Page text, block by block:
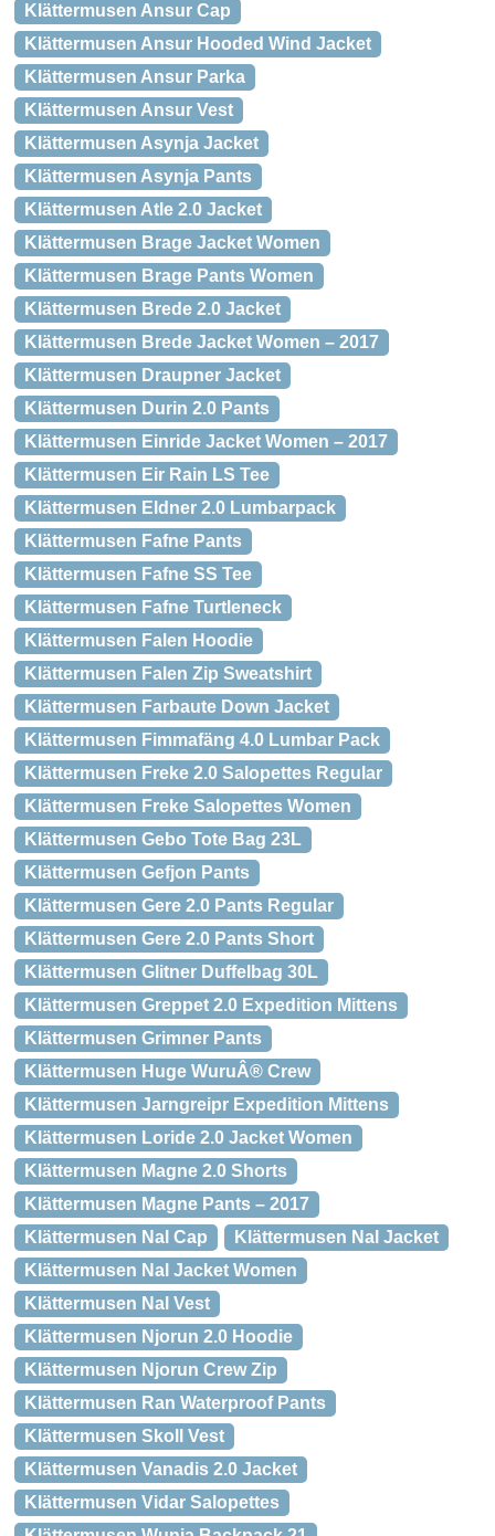
Klättermusen Ansur Cap
Klättermusen Ansur Hooded Wind Jacket
Klättermusen Ansur Parka
Klättermusen Ansur Vest
Klättermusen Asynja Jacket
Klättermusen Asynja Pants
Klättermusen Atle 2.0 Jacket
Klättermusen Brage Jacket Women
Klättermusen Brage Pants Women
Klättermusen Brede 2.0 Jacket
Klättermusen Brede Jacket Women – 2017
Klättermusen Draupner Jacket
Klättermusen Durin 2.0 Pants
Klättermusen Einride Jacket Women – 2017
Klättermusen Eir Rain LS Tee
Klättermusen Eldner 2.0 Lumbarpack
Klättermusen Fafne Pants
Klättermusen Fafne SS Tee
Klättermusen Fafne Turtleneck
Klättermusen Falen Hoodie
Klättermusen Falen Zip Sweatshirt
Klättermusen Farbaute Down Jacket
Klättermusen Fimmafäng 4.0 Lumbar Pack
Klättermusen Freke 2.0 Salopettes Regular
Klättermusen Freke Salopettes Women
Klättermusen Gebo Tote Bag 23L
Klättermusen Gefjon Pants
Klättermusen Gere 2.0 Pants Regular
Klättermusen Gere 2.0 Pants Short
Klättermusen Glitner Duffelbag 30L
Klättermusen Greppet 2.0 Expedition Mittens
Klättermusen Grimner Pants
Klättermusen Huge WuruÂ® Crew
Klättermusen Jarngreipr Expedition Mittens
Klättermusen Loride 2.0 Jacket Women
Klättermusen Magne 2.0 Shorts
Klättermusen Magne Pants – 2017
Klättermusen Nal Cap
Klättermusen Nal Jacket
Klättermusen Nal Jacket Women
Klättermusen Nal Vest
Klättermusen Njorun 2.0 Hoodie
Klättermusen Njorun Crew Zip
Klättermusen Ran Waterproof Pants
Klättermusen Skoll Vest
Klättermusen Vanadis 2.0 Jacket
Klättermusen Vidar Salopettes